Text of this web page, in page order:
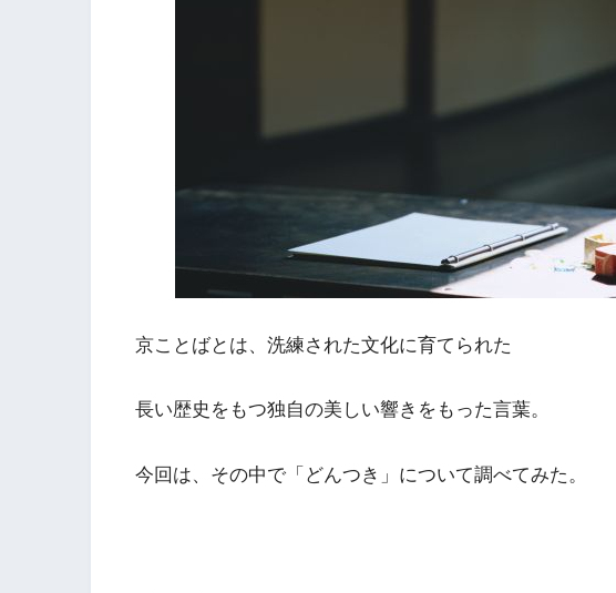
京ことばとは、洗練された文化に育てられた
長い歴史をもつ独自の美しい響きをもった言葉。
今回は、その中で「どんつき」について調べてみた。